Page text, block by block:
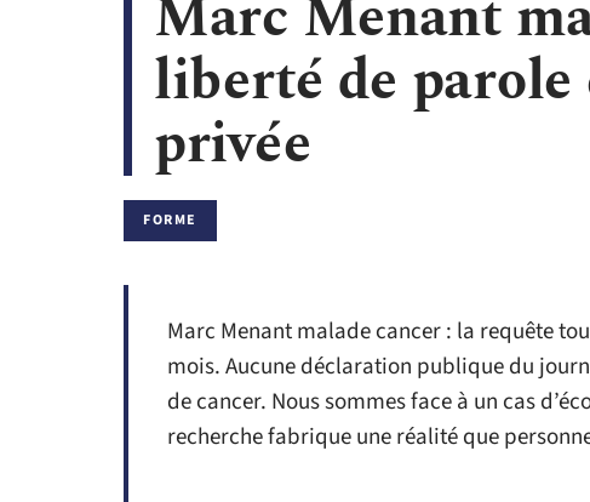
Marc Menant
liberté de parole
privée
FORME
Marc Menant malade cancer : la requête
mois. Aucune déclaration publique du
de cancer. Nous sommes face à un cas
recherche fabrique une réalité que